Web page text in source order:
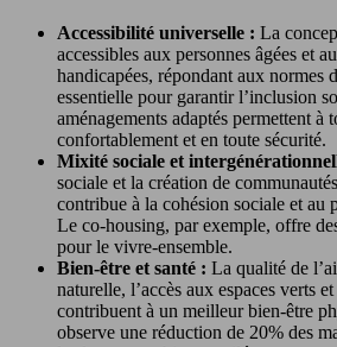
Accessibilité universelle : La
accessibles aux personnes âgées et
handicapées, répondant aux normes
essentielle pour garantir l’inclusion
aménagements adaptés permettent à
confortablement et en toute sécurité.
Mixité sociale et
sociale et la création de
contribue à la cohésion sociale et au
Le co-housing, par exemple, offre
pour le vivre-ensemble.
Bien-être et santé : La qualité de
naturelle, l’accès aux espaces verts
contribuent à un meilleur bien-être
observe une réduction de 20% des